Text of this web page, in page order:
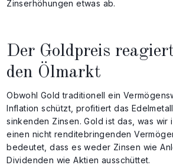
Zinserhöhungen etwas ab.
Der Goldpreis
den Ölmarkt
Obwohl Gold traditionell ein
Inflation schützt, profitiert das
sinkenden Zinsen. Gold ist das, was wir
einen nicht renditebringenden
bedeutet, dass es weder Zinsen wie
Dividenden wie Aktien ausschüttet.